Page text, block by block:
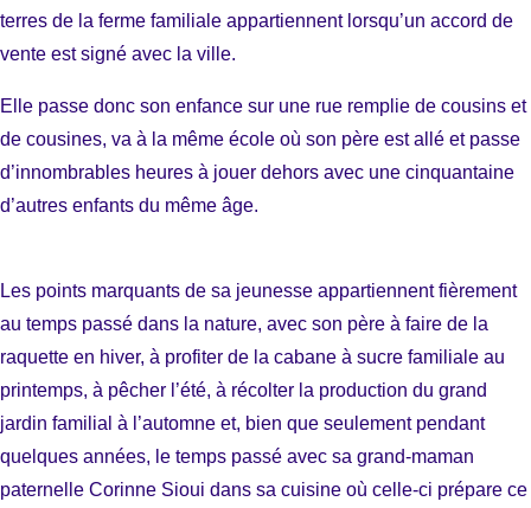
terres de la ferme familiale appartiennent lorsqu’un accord de
vente est signé avec la ville.
Elle passe donc son enfance sur une rue remplie de cousins et
de cousines, va à la même école où son père est allé et passe
d’innombrables heures à jouer dehors avec une cinquantaine
d’autres enfants du même âge.
Les points marquants de sa jeunesse appartiennent fièrement
au temps passé dans la nature, avec son père à faire de la
raquette en hiver, à profiter de la cabane à sucre familiale au
printemps, à pêcher l’été, à récolter la production du grand
jardin familial à l’automne et, bien que seulement pendant
quelques années, le temps passé avec sa grand-maman
paternelle Corinne Sioui dans sa cuisine où celle-ci prépare ce